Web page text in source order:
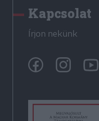
Kapcsolat
Írjon nekünk